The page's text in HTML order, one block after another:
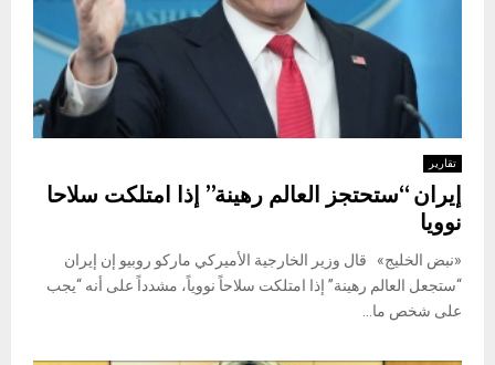
تقارير
إيران “ستحتجز العالم رهينة” إذا امتلكت سلاحا
نوويا
«نبض الخليج» قال وزير الخارجية الأميركي ماركو روبيو إن إيران
“ستجعل العالم رهينة” إذا امتلكت سلاحاً نووياً، مشدداً على أنه “يجب
على شخص ما...